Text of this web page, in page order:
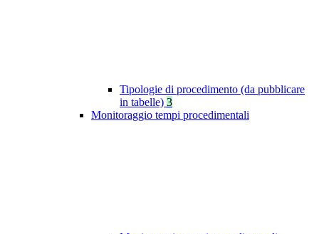
Tipologie di procedimento (da pubblicare
in tabelle) 3
Monitoraggio tempi procedimentali